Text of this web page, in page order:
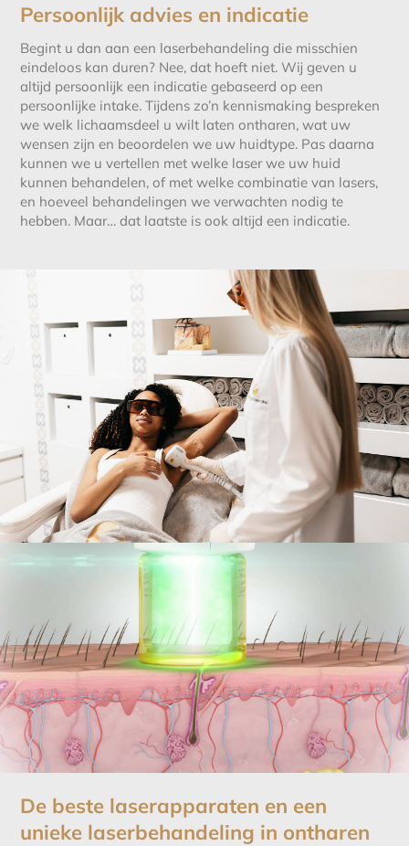
Persoonlijk advies en indicatie
Begint u dan aan een laserbehandeling die misschien
eindeloos kan duren? Nee, dat hoeft niet. Wij geven u
altijd persoonlijk een indicatie gebaseerd op een
persoonlijke intake. Tijdens zo’n kennismaking bespreken
we welk lichaamsdeel u wilt laten ontharen, wat uw
wensen zijn en beoordelen we uw huidtype. Pas daarna
kunnen we u vertellen met welke laser we uw huid
kunnen behandelen, of met welke combinatie van lasers,
en hoeveel behandelingen we verwachten nodig te
hebben. Maar… dat laatste is ook altijd een indicatie.
De beste laserapparaten en een
unieke laserbehandeling in ontharen